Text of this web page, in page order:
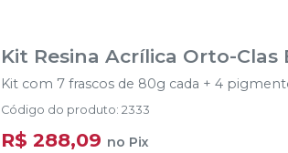
Kit Resina Acrílica Orto-Clas
Kit com 7 frascos de 80g cada + 4
Código do produto:2333
R$ 288,09 no Pix